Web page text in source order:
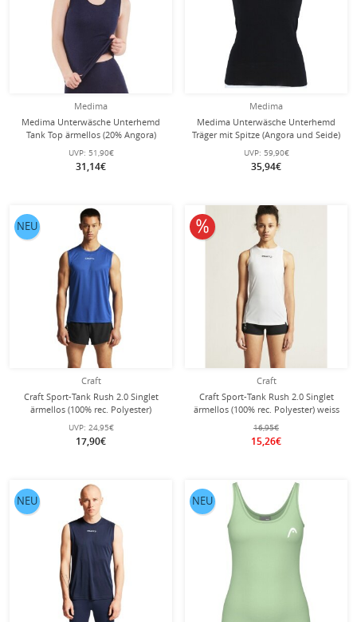
Medima
Medima Unterwäsche Unterhemd
Tank Top ärmellos (20% Angora)
dunkelblau Damen (Gr. S-L)
UVP: 51,90€
31,14€
Medima
Medima Unterwäsche Unterhemd
Träger mit Spitze (Angora und Seide)
schwarz Damen (Gr. S-L)
UVP: 59,90€
35,94€
Craft
Craft Sport-Tank Rush 2.0 Singlet
ärmellos (100% rec. Polyester)
kobaltblau Herren
UVP: 24,95€
17,90€
NEU
Craft
Craft Sport-Tank Rush 2.0 Singlet
ärmellos (100% rec. Polyester) weiss
Damen
16,95€
15,26€
10% reduziert
NEU NEU